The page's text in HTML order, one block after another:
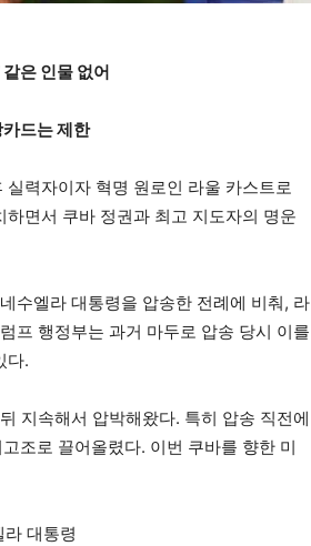
은 인물 없어
드는 제한
력자이자 혁명 원로인 라울 카스트로
면서 쿠바 정권과 최고 지도자의 명운
수엘라 대통령을 압송한 전례에 비춰, 라
프 행정부는 과거 마두로 압송 당시 이를
다.
지속해서 압박해왔다. 특히 압송 직전에
조로 끌어올렸다. 이번 쿠바를 향한 미